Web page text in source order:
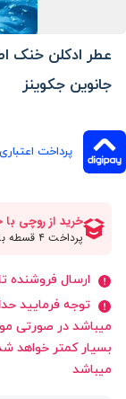
عطر ادکلن خنک
جانوین جکوینز
پرداخت اعتباری در ۴ قسط، ماهانه
ارسال فروشنده تا 5 روز
میباشد در صورتی
بسیار کمتر خواهد
میباشد